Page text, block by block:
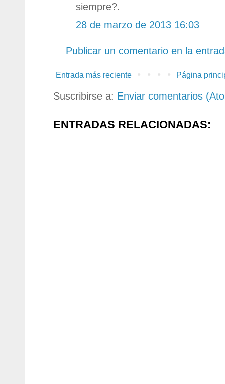
siempre?.
28 de marzo de 2013 16:03
Publicar un comentario en la
Entrada más reciente Página
Suscribirse a: Enviar comentarios
ENTRADAS RELACIONADAS: